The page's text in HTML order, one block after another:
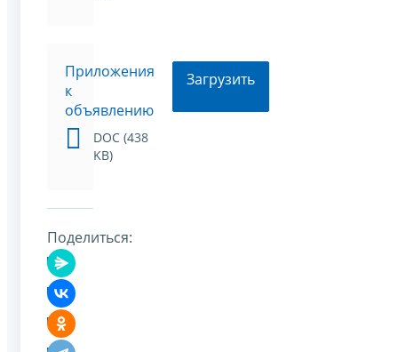
Приложения
к
объявлению
DOC (438
KB)
Загрузить
Поделиться: